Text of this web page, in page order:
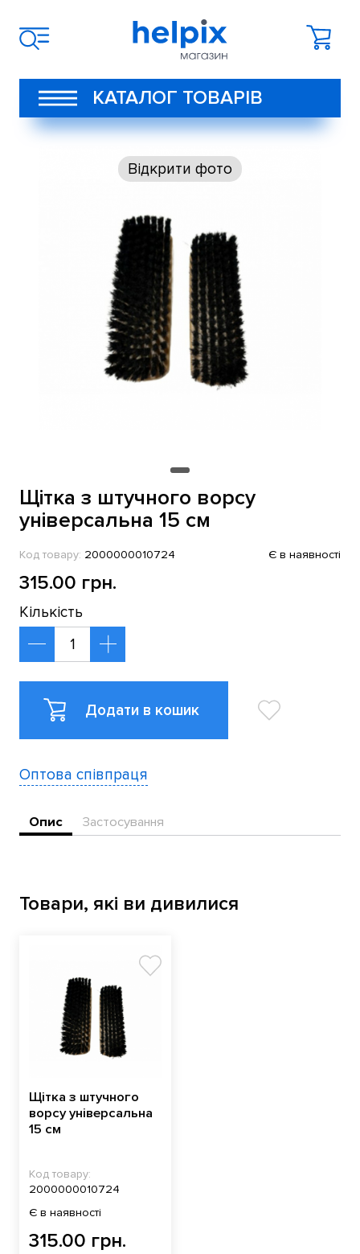
КАТАЛОГ ТОВАРІВ
Відкрити фото
Щітка з штучного ворсу
універсальна 15 см
Код товару: 2000000010724 Є в наявності
315.00 грн.
Кількість
Додати в кошик
Оптова співпраця
Опис Застосування
Товари, які ви дивилися
Щітка з штучного
ворсу універсальна
15 см
Код товару:
2000000010724
Є в наявності
315.00 грн.